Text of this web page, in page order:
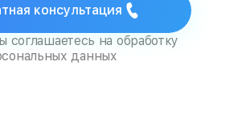
консультация
соглашаетесь на обработку
данных